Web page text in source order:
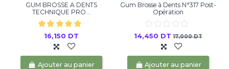
GUM BROSSE A DENTS
TECHNIQUE PRO...
16,150 DT
Ajouter au panier
Gum Brosse à Dents N°317 Post-
Opération
14,450 DT17,000 DT
Ajouter au panier